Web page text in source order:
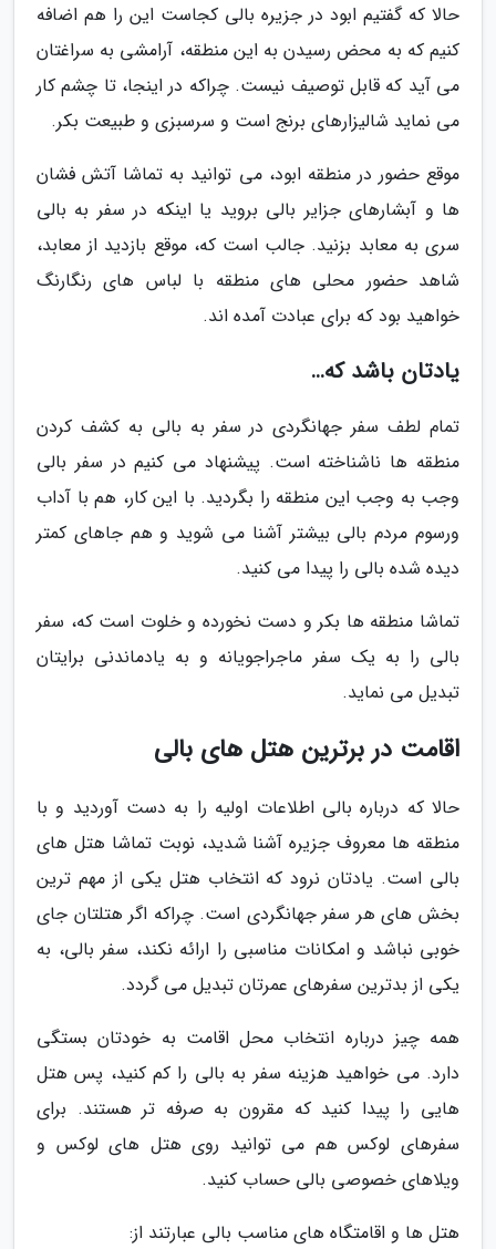
حالا که گفتیم ابود در جزیره بالی کجاست این را هم اضافه
کنیم که به محض رسیدن به این منطقه، آرامشی به سراغتان
می آید که قابل توصیف نیست. چراکه در اینجا، تا چشم کار
می نماید شالیزارهای برنج است و سرسبزی و طبیعت بکر.
موقع حضور در منطقه ابود، می توانید به تماشا آتش فشان
ها و آبشارهای جزایر بالی بروید یا اینکه در سفر به بالی
سری به معابد بزنید. جالب است که، موقع بازدید از معابد،
شاهد حضور محلی های منطقه با لباس های رنگارنگ
خواهید بود که برای عبادت آمده اند.
یادتان باشد که…
تمام لطف سفر جهانگردی در سفر به بالی به کشف کردن
منطقه ها ناشناخته است. پیشنهاد می کنیم در سفر بالی
وجب به وجب این منطقه را بگردید. با این کار، هم با آداب
ورسوم مردم بالی بیشتر آشنا می شوید و هم جاهای کمتر
دیده شده بالی را پیدا می کنید.
تماشا منطقه ها بکر و دست نخورده و خلوت است که، سفر
بالی را به یک سفر ماجراجویانه و به یادماندنی برایتان
تبدیل می نماید.
اقامت در برترین هتل های بالی
حالا که درباره بالی اطلاعات اولیه را به دست آوردید و با
منطقه ها معروف جزیره آشنا شدید، نوبت تماشا هتل های
بالی است. یادتان نرود که انتخاب هتل یکی از مهم ترین
بخش های هر سفر جهانگردی است. چراکه اگر هتلتان جای
خوبی نباشد و امکانات مناسبی را ارائه نکند، سفر بالی، به
یکی از بدترین سفرهای عمرتان تبدیل می گردد.
همه چیز درباره انتخاب محل اقامت به خودتان بستگی
دارد. می خواهید هزینه سفر به بالی را کم کنید، پس هتل
هایی را پیدا کنید که مقرون به صرفه تر هستند. برای
سفرهای لوکس هم می توانید روی هتل های لوکس و
ویلاهای خصوصی بالی حساب کنید.
هتل ها و اقامتگاه های مناسب بالی عبارتند از: